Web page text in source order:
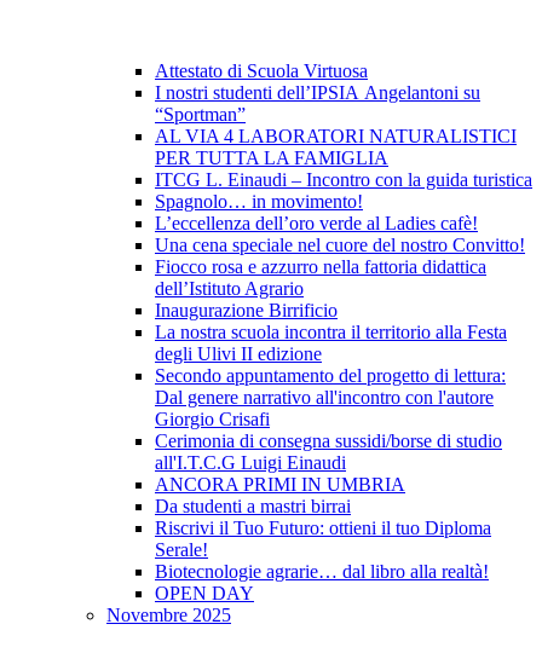
Attestato di Scuola Virtuosa
I nostri studenti dell’IPSIA Angelantoni su
“Sportman”
AL VIA 4 LABORATORI NATURALISTICI
PER TUTTA LA FAMIGLIA
ITCG L. Einaudi – Incontro con la guida turistica
Spagnolo… in movimento!
L’eccellenza dell’oro verde al Ladies cafè!
Una cena speciale nel cuore del nostro Convitto!
Fiocco rosa e azzurro nella fattoria didattica
dell’Istituto Agrario
Inaugurazione Birrificio
La nostra scuola incontra il territorio alla Festa
degli Ulivi II edizione
Secondo appuntamento del progetto di lettura:
Dal genere narrativo all'incontro con l'autore
Giorgio Crisafi
Cerimonia di consegna sussidi/borse di studio
all'I.T.C.G Luigi Einaudi
ANCORA PRIMI IN UMBRIA
Da studenti a mastri birrai
Riscrivi il Tuo Futuro: ottieni il tuo Diploma
Serale!
Biotecnologie agrarie… dal libro alla realtà!
OPEN DAY
Novembre 2025